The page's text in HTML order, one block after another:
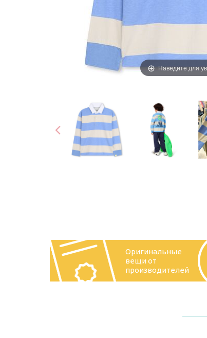
Наведите для
Оригинальные
вещи от
производителей